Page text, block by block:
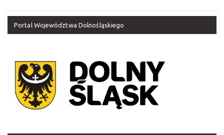
Portal Województwa Dolnośląskiego